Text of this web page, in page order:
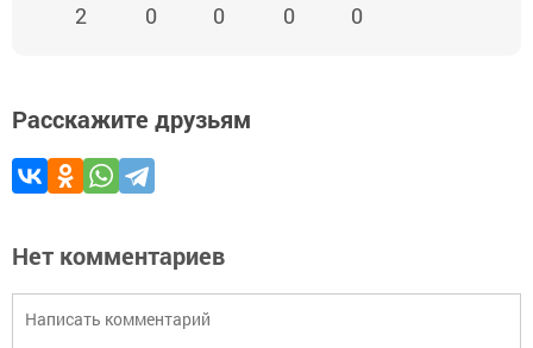
2 0 0 0 0
Расскажите друзьям
Нет комментариев